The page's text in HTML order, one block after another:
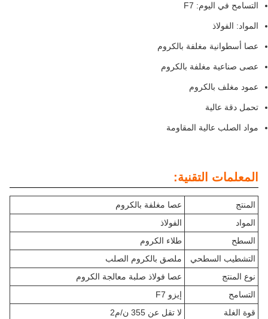
التسامح في اليوم: F7
المواد: الفولاذ
عصا أسطوانية مغلفة بالكروم
عصى صناعية مغلفة بالكروم
عمود مغلف بالكروم
تحمل دقة عالية
مواد الصلب عالية المقاومة
المعلمات التقنية:
المنتج
عصا مغلفة بالكروم
المواد
الفولاذ
السطح
طلاء الكروم
التشطيب السطحي
ملصق بالكروم الصلب
نوع المنتج
عصا فولاذ صلبة معالجة الكروم
التسامح
إيزو F7
قوة الغلة
لا تقل عن 355 ن/م2